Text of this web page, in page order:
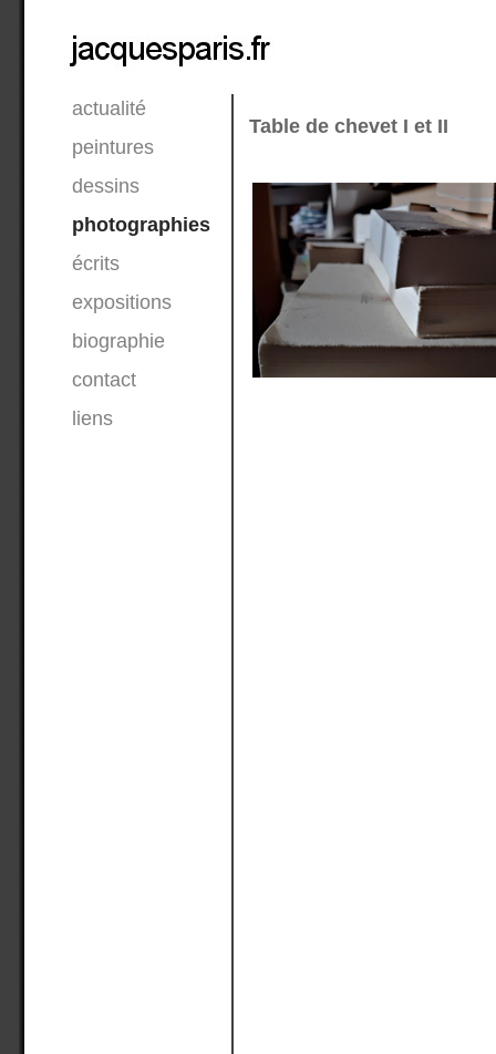
actualité
peintures
dessins
photographies
écrits
expositions
biographie
contact
liens
Table de chevet I et II